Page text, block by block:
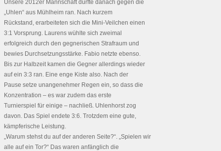
Unsere 2012er Mannschaft durfte danach gegen die
„Uhlen“ aus Mühlheim ran. Nach kurzem
Rückstand, erarbeiteten sich die Mini-Veilchen einen
3:1 Vorsprung. Laurens wühlte sich zweimal
erfolgreich durch den gegnerischen Strafraum und
bewies Durchsetzungsstärke. Fabio netzte ebenso.
Bis zur Halbzeit kamen die Gegner allerdings wieder
auf ein 3:3 ran. Eine enge Kiste also. Nach der
Pause setze unangenehmer Regen ein, so dass die
Konzentration – es war zudem das erste
Turnierspiel für einige – nachließ. Uhlenhorst zog
davon. Das Spiel endete 3:6. Trotzdem eine gute,
kämpferische Leistung.
„Warum stehst du auf der anderen Seite?“. „Spielen wir
alle auf ein Tor?“ Das waren anfänglich die